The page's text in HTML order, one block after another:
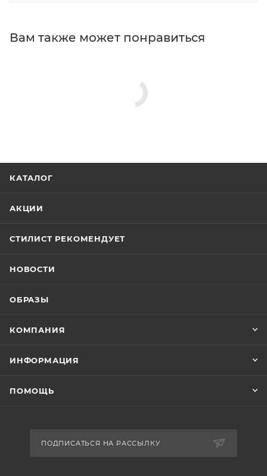
Вам также может понравиться
КАТАЛОГ
АКЦИИ
СТИЛИСТ РЕКОМЕНДУЕТ
НОВОСТИ
ОБРАЗЫ
КОМПАНИЯ
ИНФОРМАЦИЯ
ПОМОЩЬ
ПОДПИСАТЬСЯ НА РАССЫЛКУ